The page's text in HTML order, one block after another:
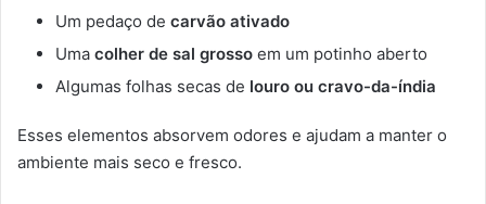
Um pedaço de carvão ativado
Uma colher de sal grosso em um potinho aberto
Algumas folhas secas de louro ou cravo-da-índia
Esses elementos absorvem odores e ajudam a manter o
ambiente mais seco e fresco.